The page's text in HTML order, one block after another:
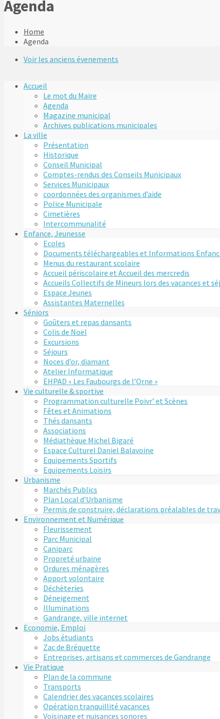
Agenda
Home
Agenda
Voir les anciens évenements
Accueil
Le mot du Maire
Agenda
Magazine municipal
Archives publications municipales
La ville
Présentation
Historique
Conseil Municipal
Comptes-rendus des Conseils Municipaux
Services Municipaux
coordonnées des organismes d’aide
Police Municipale
Cimetières
Intercommunalité
Enfance, Jeunesse
Ecoles
Documents téléchargeables et Informations
Menus du restaurant scolaire
Accueil périscolaire et Accueil des mercredis
Accueils Collectifs de Mineurs lors des vacances et
Espace Jeunes
Assistantes Maternelles
Séniors
Goûters et repas dansants
Colis de Noël
Excursions
Séjours
Noces d’or, diamant
Atelier Informatique
EHPAD « Les Faubourgs de l’Orne »
Vie culturelle & sportive
Programmation culturelle Poivr’ et Scènes
Fêtes et Animations
Thés dansants
Associations
Médiathèque Michel Bigaré
Espace Culturel Daniel Balavoine
Equipements Sportifs
Equipements Loisirs
Urbanisme
Marchés Publics
Plan Local d’Urbanisme
Permis de construire, déclarations préalables de
Environnement et Numérique
Fleurissement
Parc Municipal
Caniparc
Propreté urbaine
Ordures ménagères
Apport volontaire
Déchèteries
Déneigement
Illuminations
Gandrange, ville internet
Economie, Emploi
Jobs étudiants
Zac de Bréquette
Entreprises, artisans et commerces de Gandrange
Vie Pratique
Plan de la commune
Transports
Calendrier des vacances scolaires
Opération tranquillité vacances
Voisinage et nuisances sonores